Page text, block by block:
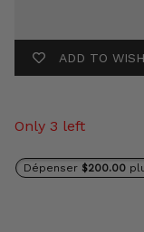
ADD TO
Only 3 left
Dépenser $200.00